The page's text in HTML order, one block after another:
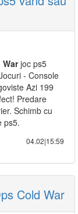
Warjoc ps5
- Console
Azi 199
Predare
Schimb cu
ps5.
04.02|15:59
Cold War